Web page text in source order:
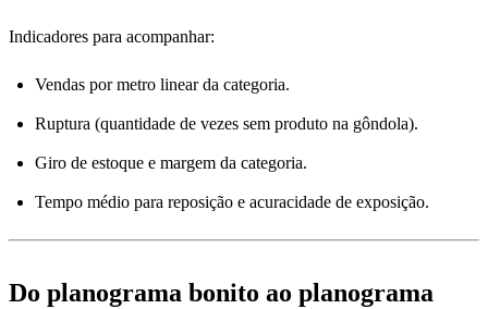
Indicadores para acompanhar:
Vendas por metro linear da categoria.
Ruptura (quantidade de vezes sem produto na gôndola).
Giro de estoque e margem da categoria.
Tempo médio para reposição e acuracidade de exposição.
Do planograma bonito ao planograma